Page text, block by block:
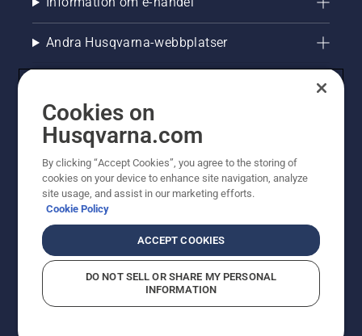
Andra Husqvarna-webbplatser
© Husqvarna AB (publ). All rights reserved. Priserna
som visas är rekommenderade cirkapriser. Alla angivna
priser är rekommenderade försäljningspriser (inkl.
moms) om inte produkten är tillgänglig för direkt köp.
CookiepolicyAnvändningsvillkor Sekretessmeddelande
Företagsinformation
Cookies on
Husqvarna.com
By clicking “Accept Cookies”, you agree to the storing of
cookies on your device to enhance site navigation, analyze
site usage, and assist in our marketing efforts.
Cookie Policy
ACCEPT COOKIES
DO NOT SELL OR SHARE MY PERSONAL
INFORMATION